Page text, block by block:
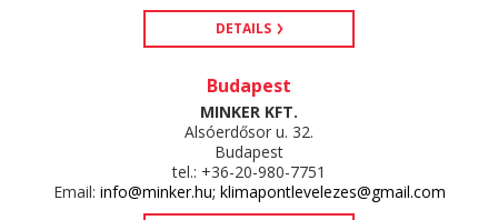
DETAILS
Budapest
MINKER KFT.
Alsóerdősor u. 32.
Budapest
tel.: +36-20-980-7751
Email: info@minker.hu; klimapontlevelezes@gmail.com